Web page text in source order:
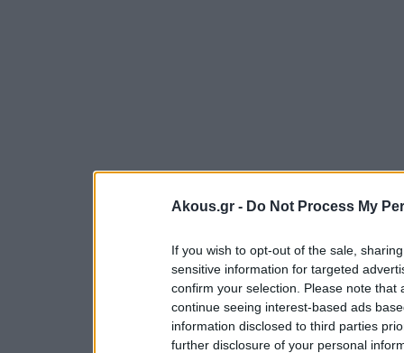
Akous.gr - Do Not Process My
If you wish to opt-out of the sale,
sensitive information for targeted
confirm your selection. Please note
continue seeing interest-based ads
information disclosed to third parties
further disclosure of your personal